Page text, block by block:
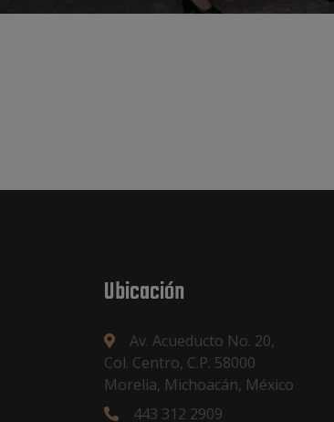
Ubicación
Av. Acueducto No. 20,
Col. Centro, C.P. 58000
Morelia, Michoacán, México
443 312 2909